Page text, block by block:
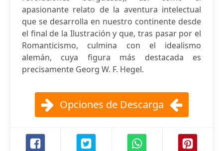
apasionante relato de la aventura intelectual
que se desarrolla en nuestro continente desde
el final de la Ilustración y que, tras pasar por el
Romanticismo, culmina con el idealismo
alemán, cuya figura más destacada es
precisamente Georg W. F. Hegel.
Opciones de Descarga